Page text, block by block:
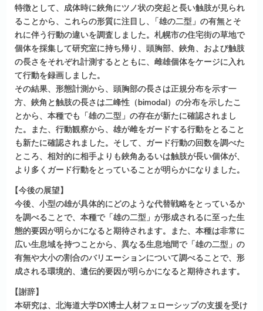
特徴として、成体時に鋏角にツノ状の突起と長い触肢が見られ
ることから、これらの形質に注目し、
「雄の二型」の有無とそ
れに伴う行動の違いを調査しました。札幌市の住宅街の草地で
個体を採集して研究室に持ち帰り、頭胸部、鋏角、および触肢
の長さをそれぞれ計測するとともに、雌雄個体をケージに入れ
て行動を録画しました。
その結果、形態計測から、頭胸部の長さは正規分布を示す一
方、鋏角と触肢の長さは二峰性（bimodal）の分布を示したこ
とから、本種でも「雄の二型」の存在が新たに確認されまし
た。また、行動観察から、雄が雌をガードする行動をとること
も新たに確認されました。そして、ガード行動の回数を調べた
ところ、相対的に相手よりも鋏角あるいは触肢が長い個体が、
より多くガード行動をとっていることが明らかになりました。
【今後の展望】
今後、小型の雄が具体的にどのような代替戦略をとっているか
を調べることで、本種で「雄の二型」が形成されるに至った生
態的要因が明らかになると期待されます。また、本種は非常に
広い生息域を持つことから、異なる生息地間で「雄の二型」の
有無や大小の割合のバリエーションについて調べることで、形
成される環境的、遺伝的要因が明らかになると期待されます。
【謝辞】
本研究は、北海道大学DX博士人材フェローシップの支援を受け